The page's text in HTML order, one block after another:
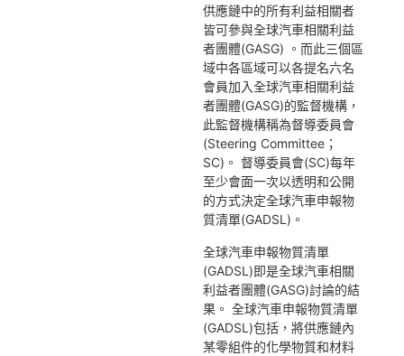
供應鏈中的所有利益相關者
皆可參與全球汽車相關利益
者團體(GASG) 。而此三個區
域中各區域可以各提名六名
會員加入全球汽車相關利益
者團體(GASG)的監督機構，
此監督機構稱為督導委員會
(Steering Committee；
SC)。 督導委員會(SC)每年
至少會面一次以透明和公開
的方式決定全球汽車申報物
質清單(GADSL)。
全球汽車申報物質清單
(GADSL)即是全球汽車相關
利益者團體(GASG)討論的結
果。 全球汽車申報物質清單
(GADSL)包括，將供應鏈內
某零組件的化學物質和材料